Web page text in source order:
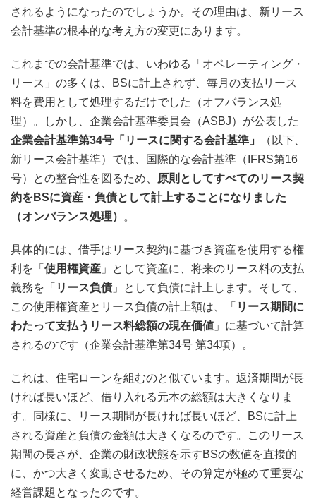
されるようになったのでしょうか。その理由は、新リース
会計基準の根本的な考え方の変更にあります。
これまでの会計基準では、いわゆる「オペレーティング・
リース」の多くは、BSに計上されず、毎月の支払リース
料を費用として処理するだけでした（オフバランス処
理）。しかし、企業会計基準委員会（ASBJ）が公表した
企業会計基準第34号「リースに関する会計基準」
（以下、
新リース会計基準）では、国際的な会計基準（IFRS第16
号）との整合性を図るため、
原則としてすべてのリース契
約をBSに資産・負債として計上することになりました
（オンバランス処理）
。
具体的には、借手はリース契約に基づき資産を使用する権
利を「 使用権資産 」として資産に、将来のリース料の支払
義務を「 リース負債 」として負債に計上します。そして、
この使用権資産とリース負債の計上額は、「 リース期間に
わたって支払うリース料総額の現在価値 」に基づいて計算
されるのです（企業会計基準第34号 第34項）。
これは、住宅ローンを組むのと似ています。返済期間が長
ければ長いほど、借り入れる元本の総額は大きくなりま
す。同様に、リース期間が長ければ長いほど、BSに計上
される資産と負債の金額は大きくなるのです。このリース
期間の長さが、企業の財政状態を示すBSの数値を直接的
に、かつ大きく変動させるため、その算定が極めて重要な
経営課題となったのです。